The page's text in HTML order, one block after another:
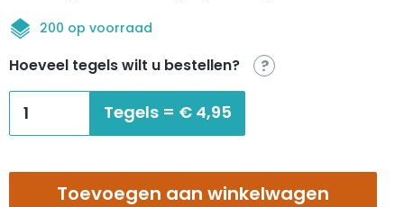
prijs
was:
€9,90.
prijs
is:
€4,95.
200 op voorraad
Hoeveel tegels wilt u bestellen? ?
winter
Tegels = € 4,95
Toevoegen aan winkelwagen